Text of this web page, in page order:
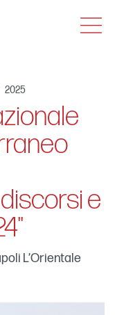
MENU
2025
e
L’Orientale